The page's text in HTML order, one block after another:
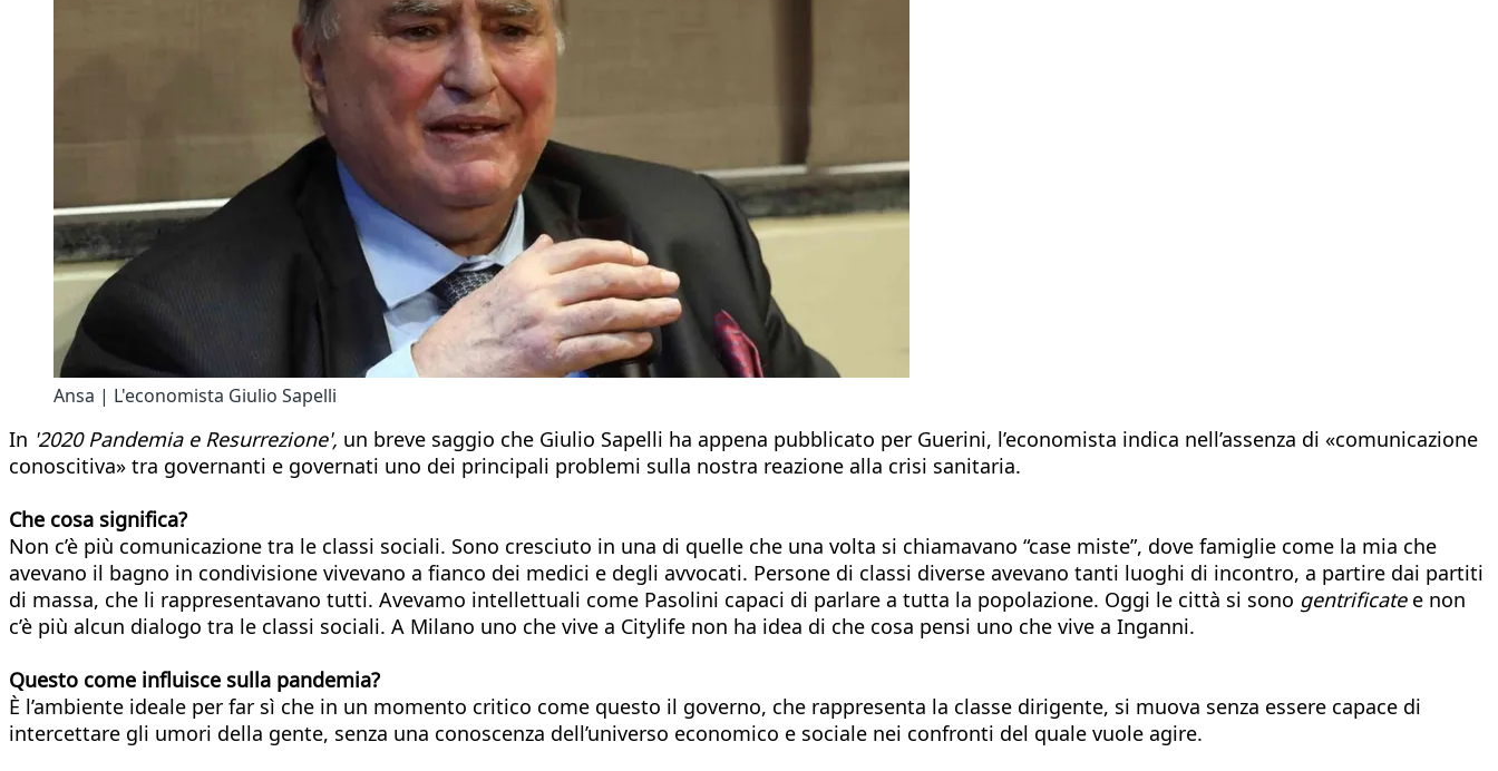
Ansa | L'economista Giulio Sapelli
In '2020 Pandemia e Resurrezione', un breve saggio che Giulio Sapelli ha appena pubblicato per Guerini, l’economista indica nell’assenza di «comunicazione
conoscitiva» tra governanti e governati uno dei principali problemi sulla nostra reazione alla crisi sanitaria.
Che cosa significa?
Non c’è più comunicazione tra le classi sociali. Sono cresciuto in una di quelle che una volta si chiamavano “case miste”, dove famiglie come la mia che
avevano il bagno in condivisione vivevano a fianco dei medici e degli avvocati. Persone di classi diverse avevano tanti luoghi di incontro, a partire dai partiti
di massa, che li rappresentavano tutti. Avevamo intellettuali come Pasolini capaci di parlare a tutta la popolazione. Oggi le città si sono gentrificatee non
c’è più alcun dialogo tra le classi sociali. A Milano uno che vive a Citylife non ha idea di che cosa pensi uno che vive a Inganni.
Questo come influisce sulla pandemia?
È l’ambiente ideale per far sì che in un momento critico come questo il governo, che rappresenta la classe dirigente, si muova senza essere capace di
intercettare gli umori della gente, senza una conoscenza dell’universo economico e sociale nei confronti del quale vuole agire.